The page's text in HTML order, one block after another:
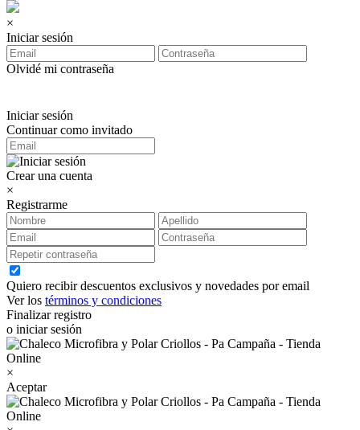
×
Iniciar sesión
Olvidé mi contraseña
Iniciar sesión
Continuar como invitado
Crear una cuenta
×
Registrarme
Quiero recibir descuentos exclusivos y novedades por email
Ver los términos y condiciones
Finalizar registro
o iniciar sesión
×
Aceptar